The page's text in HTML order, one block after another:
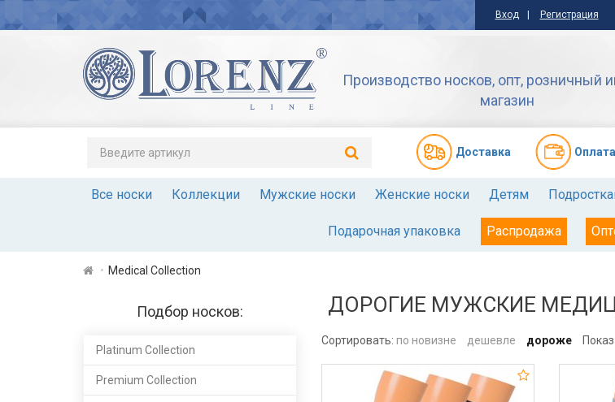
Вход Регистрация
Производство носков, опт, розничный
магазин
Доставкa Оплата
Все носки Коллекции Мужские носки Женские носки Детям
Подарочная упаковка Распродажа
Medical Collection
Подбор носков:
Platinum Сollection
Premium Сollection
ДОРОГИЕ МУЖСКИЕ
Сортировать: по новизне дешевле дороже